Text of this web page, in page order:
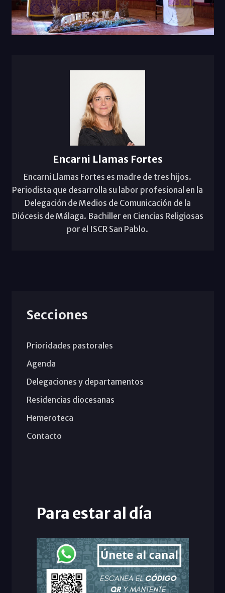
Encarni Llamas Fortes
Encarni Llamas Fortes es madre de tres hijos.
Periodista que desarrolla su labor profesional en la
Delegación de Medios de Comunicación de la
Diócesis de Málaga. Bachiller en Ciencias Religiosas
por el ISCR San Pablo.
Secciones
Prioridades pastorales
Agenda
Delegaciones y departamentos
Residencias diocesanas
Hemeroteca
Contacto
Para estar al día